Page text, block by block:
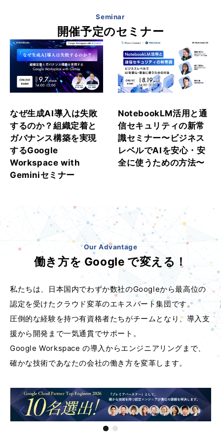
Seminar
開催予定のセミナー
なぜ生成AI導入は失敗
するのか？組織定着と
ガバナンス構築を実現
するGoogle
Workspace with
Geminiセミナー
NotebookLM活用と通
信セキュリティの新常
識セミナー〜ビジネス
レベルでAIを安心・安
全に使うための方法〜
Our Advantage
働き方を Google で変える！
私たちは、日本国内でわずか数社のGoogleから最高位の
認定を受けたクラウド変革のエキスパート集団です。
圧倒的な経験を持つ有資格者たちがチームとなり、導入支
援から開発まで一気通貫でサポート。
Google Workspace の導入からエンジニアリングまで、
確かな技術であなたの会社の働き方を変革します。